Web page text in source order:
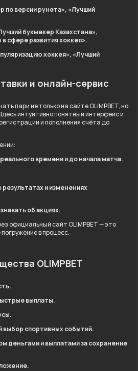
по версии рунета», «Лучший
букмекер Казахстана»,
сфере развития хоккея».
хоккея», «Лучший
и онлайн-сервис
пари не только на сайте OLIMPBET, но
интуитивно понятный интерфейс и
и пополнения счёта до
времени и до начала матча.
и изменениях
об акциях.
официальный сайт OLIMPBET — это
в процесс.
OLIMPBET
выплаты.
выбор спортивных событий.
деньгами и выплатами за сохранение